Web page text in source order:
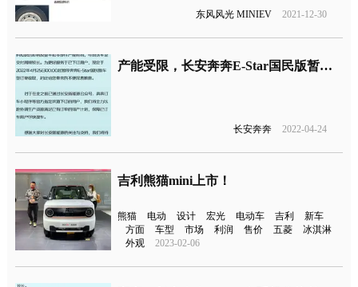
东风风光 MINIEV 2021-12-30
产能受限，长安奔奔E-Star国民版暂停订单
长安奔奔 2022-04-24
吉利熊猫mini上市！
熊猫 电动 设计 宏光 电动车 吉利
新车
方面
车型 市场 利润 售价 五菱
冰淇淋
外观
2023-02-06